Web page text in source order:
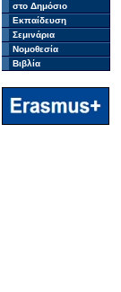
στο Δημόσιο
Εκπαίδευση
Σεμινάρια
Νομοθεσία
Βιβλία